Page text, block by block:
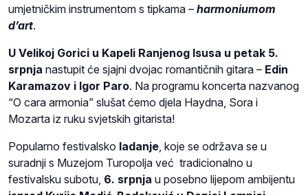
umjetničkim instrumentom s tipkama – harmoniumom
d’art.
U Velikoj Gorici u Kapeli Ranjenog Isusa u petak 5.
srpnja nastupit će sjajni dvojac romantičnih gitara – Edin
Karamazov i Igor Paro. Na programu koncerta nazvanog
“O cara armonia” slušat ćemo djela Haydna, Sora i
Mozarta iz ruku svjetskih gitarista!
Popularno festivalsko ladanje , koje se održava se u
suradnji s Muzejom Turopolja već tradicionalno u
festivalsku subotu, 6. srpnja u posebno lijepom ambijentu